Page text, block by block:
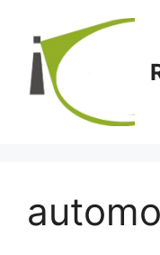
contenido